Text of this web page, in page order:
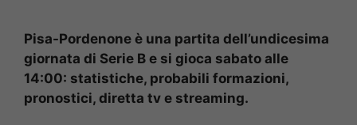
Pisa-Pordenone è una partita dell’undicesima
giornata di Serie B e si gioca sabato alle
14:00: statistiche, probabili formazioni,
pronostici, diretta tv e streaming.